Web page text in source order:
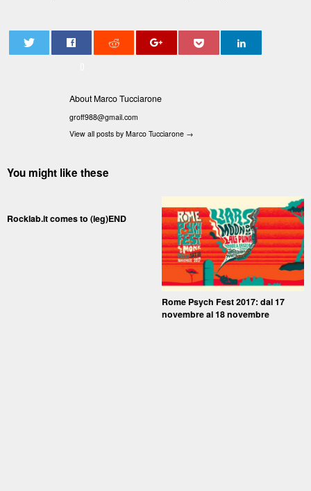
About Marco Tucciarone
groff988@gmail.com
View all posts by Marco Tucciarone →
You might like these
Rocklab.it comes to (leg)END
Rome Psych Fest 2017: dal 17
novembre al 18 novembre